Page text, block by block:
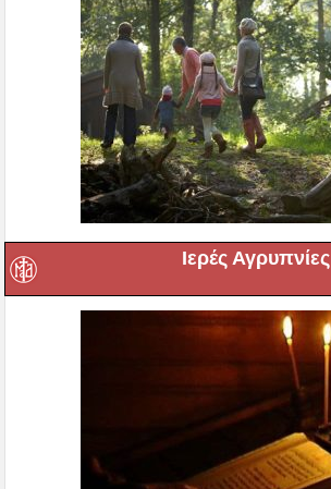
Ιερές Αγρυπνίες